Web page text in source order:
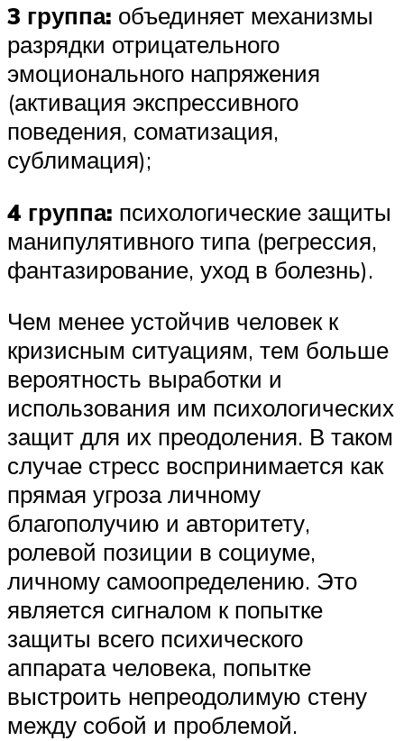
3 группа: объединяет механизмы
разрядки отрицательного
эмоционального напряжения
(активация экспрессивного
поведения, соматизация,
сублимация);
4 группа: психологические защиты
манипулятивного типа (регрессия,
фантазирование, уход в болезнь).
Чем менее устойчив человек к
кризисным ситуациям, тем больше
вероятность выработки и
использования им психологических
защит для их преодоления. В таком
случае стресс воспринимается как
прямая угроза личному
благополучию и авторитету,
ролевой позиции в социуме,
личному самоопределению. Это
является сигналом к попытке
защиты всего психического
аппарата человека, попытке
выстроить непреодолимую стену
между собой и проблемой.